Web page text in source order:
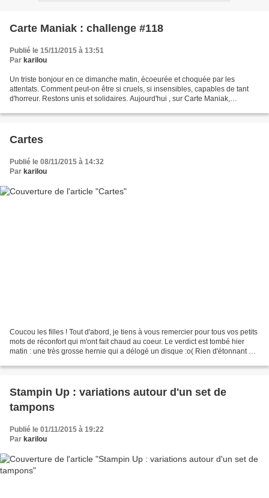
Carte Maniak : challenge #118
Publié le 15/11/2015 à 13:51
Par karilou
Un triste bonjour en ce dimanche matin, écoeurée et choquée par les
attentats. Comment peut-on être si cruels, si insensibles, capables de tant
d'horreur. Restons unis et solidaires. Aujourd'hui , sur Carte Maniak,
Cartes
Publié le 08/11/2015 à 14:32
Par karilou
Coucou les filles ! Tout d'abord, je tiens à vous remercier pour tous vos petits
mots de réconfort qui m'ont fait chaud au coeur. Le verdict est tombé hier
matin : une très grosse hernie qui a délogé un disque :o( Rien d'étonnant à
Stampin Up : variations autour d'un set de
tampons
Publié le 01/11/2015 à 19:22
Par karilou